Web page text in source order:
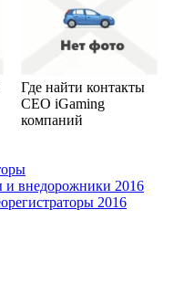
Где найти контакты
CEO iGaming
компаний